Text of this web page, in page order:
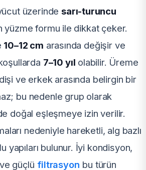
üzerindesarı-turuncu
yüzme formu ile dikkat çeker.
10–12 cm arasında değişir ve
7–10 yıl olabilir. Üreme
ve erkek arasında belirgin bir
bu nedenle grup olarak
doğal eşleşmeye izin verilir.
nedeniyle hareketli, alg bazlı
yapıları bulunur. İyi kondisyon,
güçlü filtrasyon bu türün